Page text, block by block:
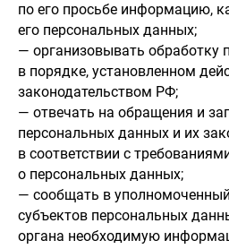
по его просьбе информацию,
его персональных данных;
— организовывать обработку
в порядке, установленном
законодательством РФ;
— отвечать на обращения и
персональных данных и их
в соответствии с
о персональных данных;
— сообщать в
субъектов персональных
органа необходимую